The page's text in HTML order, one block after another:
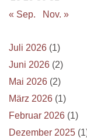
« Sep.
Nov. »
Juli 2026 (1)
Juni 2026 (2)
Mai 2026 (2)
März 2026 (1)
Februar 2026 (1)
Dezember 2025